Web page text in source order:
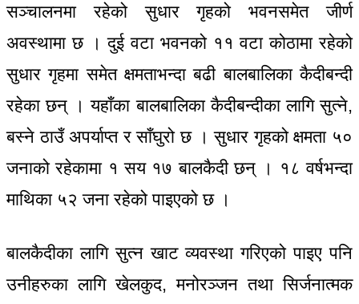
सञ्चालनमा रहेको सुधार गृहको भवनसमेत जीर्ण
अवस्थामा छ । दुई वटा भवनको ११ वटा कोठामा रहेको
सुधार गृहमा समेत क्षमताभन्दा बढी बालबालिका कैदीबन्दी
रहेका छन् । यहाँका बालबालिका कैदीबन्दीका लागि सुत्ने,
बस्ने ठाउँ अपर्याप्त र साँघुरो छ । सुधार गृहको क्षमता ५०
जनाको रहेकामा १ सय १७ बालकैदी छन् । १८ वर्षभन्दा
माथिका ५२ जना रहेको पाइएको छ ।
बालकैदीका लागि सुत्न खाट व्यवस्था गरिएको पाइए पनि
उनीहरुका लागि खेलकुद, मनोरञ्जन तथा सिर्जनात्मक